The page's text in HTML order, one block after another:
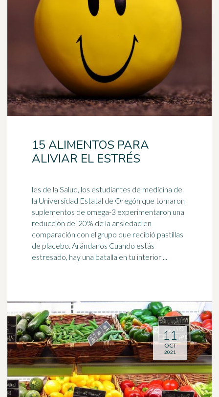
15 ALIMENTOS PARA
ALIVIAR EL ESTRÉS
les de la Salud, los estudiantes de medicina de
la Universidad Estatal de Oregón que tomaron
suplementos de omega-3 experimentaron una
reducción del 20% de la ansiedad en
comparación con el grupo que recibió pastillas
de placebo. Arándanos Cuando estás
estresado, hay una batalla en tu interior ...
11
OCT
2021